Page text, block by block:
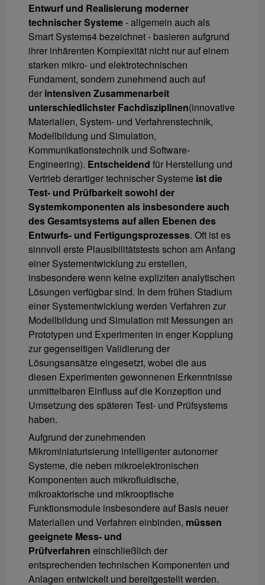
Entwurf und Realisierung moderner
technischer Systeme- allgemein auch als
Smart Systems4 bezeichnet - basieren aufgrund
ihrer inhärenten Komplexität nicht nur auf einem
starken mikro- und elektrotechnischen
Fundament, sondern zunehmend auch auf
der intensiven Zusammenarbeit
unterschiedlichster Fachdisziplinen(innovative
Materialien, System- und Verfahrenstechnik,
Modellbildung und Simulation,
Kommunikationstechnik und Software-
Engineering). Entscheidend für Herstellung und
Vertrieb derartiger technischer Systeme ist die
Test- und Prüfbarkeit sowohl der
Systemkomponenten als insbesondere auch
des Gesamtsystems auf allen Ebenen des
Entwurfs- und Fertigungsprozesses. Oft ist es
sinnvoll erste Plausibilitätstests schon am Anfang
einer Systementwicklung zu erstellen,
insbesondere wenn keine expliziten analytischen
Lösungen verfügbar sind. In dem frühen Stadium
einer Systementwicklung werden Verfahren zur
Modellbildung und Simulation mit Messungen an
Prototypen und Experimenten in enger Kopplung
zur gegenseitigen Validierung der
Lösungsansätze eingesetzt, wobei die aus
diesen Experimenten gewonnenen Erkenntnisse
unmittelbaren Einfluss auf die Konzeption und
Umsetzung des späteren Test- und Prüfsystems
haben.
Aufgrund der zunehmenden
Mikrominiaturisierung intelligenter autonomer
Systeme, die neben mikroelektronischen
Komponenten auch mikrofluidische,
mikroaktorische und mikrooptische
Funktionsmodule insbesondere auf Basis neuer
Materialien und Verfahren einbinden, müssen
geeignete Mess- und
Prüfverfahren einschließlich der
entsprechenden technischen Komponenten und
Anlagen entwickelt und bereitgestellt werden.